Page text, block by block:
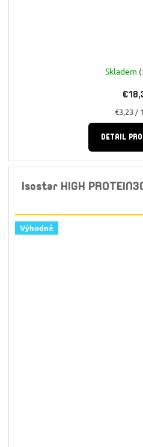
Skladem
cena:
€3,23 /
DETAIL
Isostar HIGH
Výhodné